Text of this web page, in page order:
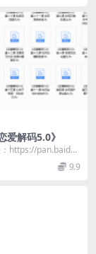
爱解码5.0》
https://pan.baidu.
9.9